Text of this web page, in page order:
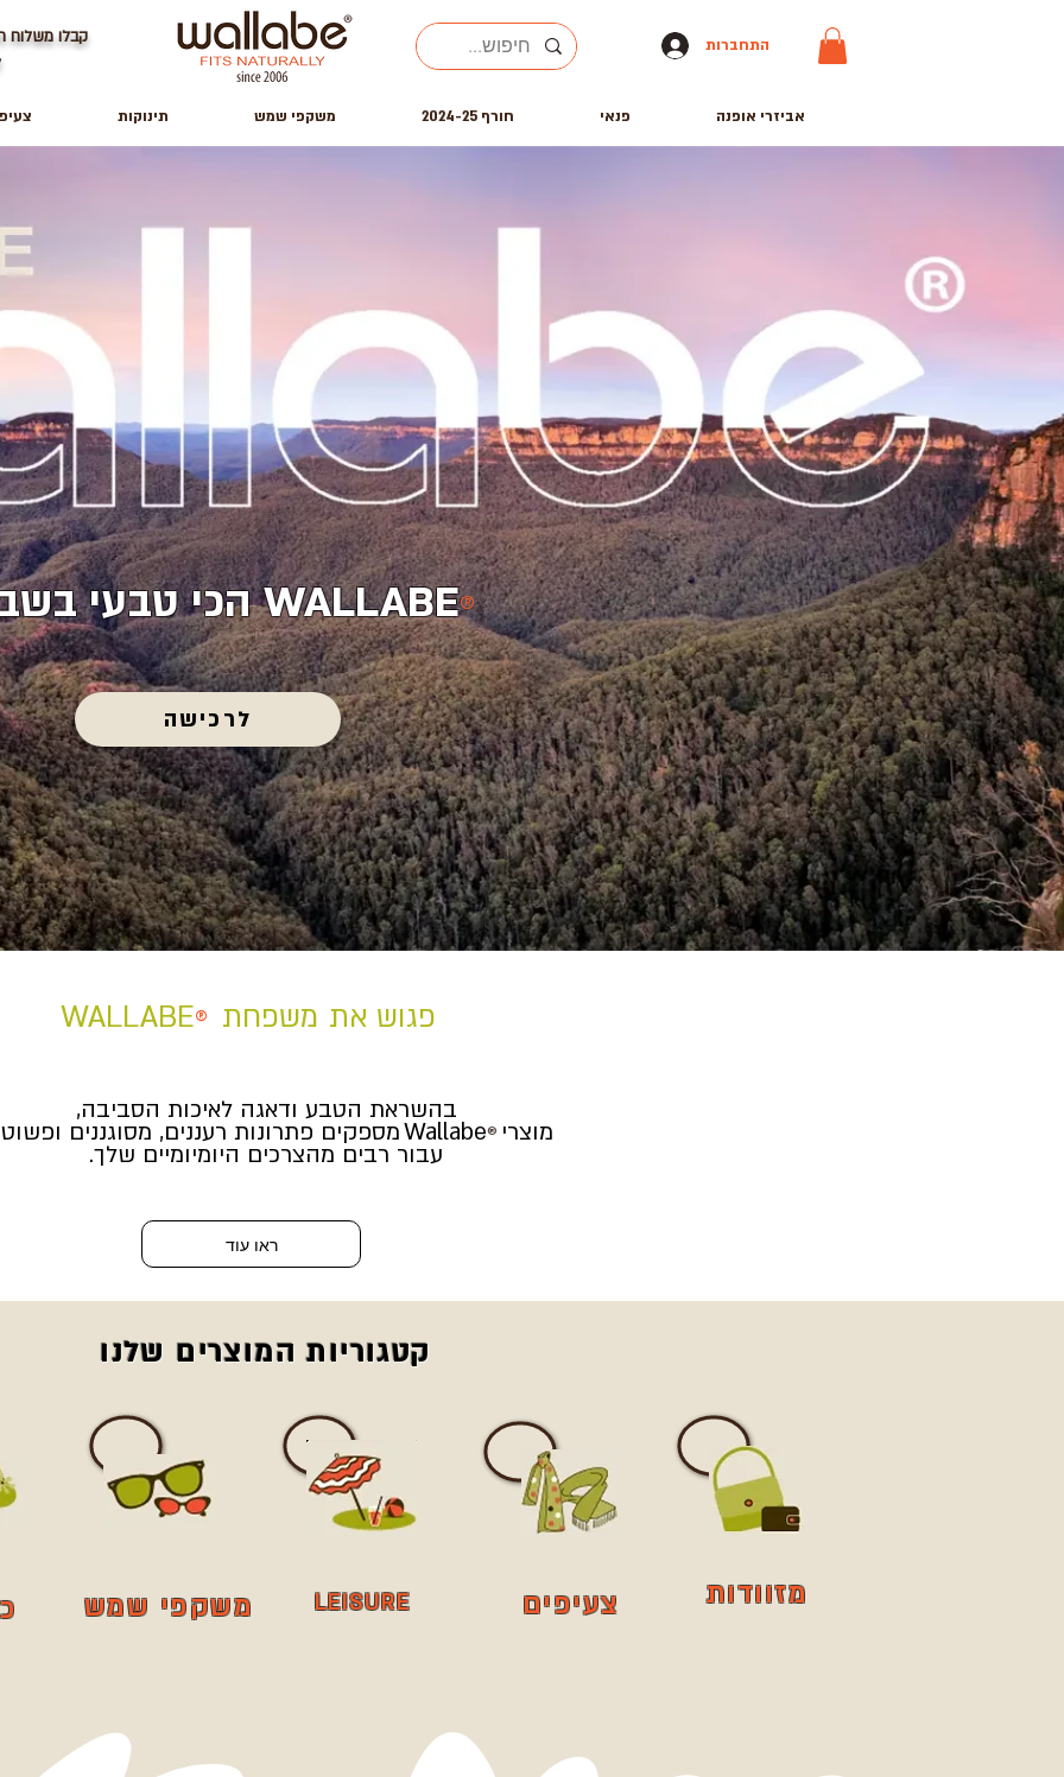
קבלו משלוח
התחברות
תינוקות משקפי שמש חורף 2024-25 פנאי אביזרי אופנה
®
WALLABEהכי טבעי
לרכישה
WALLABE® פגוש את
בהשראת הטבע ודאגה לאיכות הסביבה,
מוצרי ®
Wallabeמספקים פתרונות רעננים, מסוגננים
עבור רבים מהצרכים היומיומיים שלך.
ראו עוד
קטגוריות המוצרים שלנו
משקפי שמש LEISURE צעיפים מזוודות